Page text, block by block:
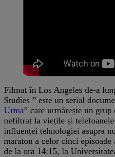
Filmat în Los Angeles de-a
Studies ” este un serial
Urma” care urmărește un
nefiltrat la viețile și
influenței tehnologiei asupra
maraton a celor cinci
de la ora 14:15, la